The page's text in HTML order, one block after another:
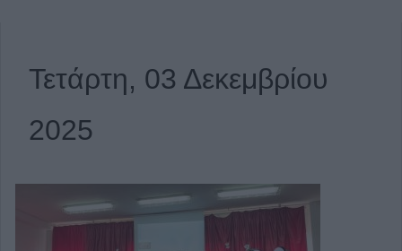
Τετάρτη, 03 Δεκεμβρίου
2025